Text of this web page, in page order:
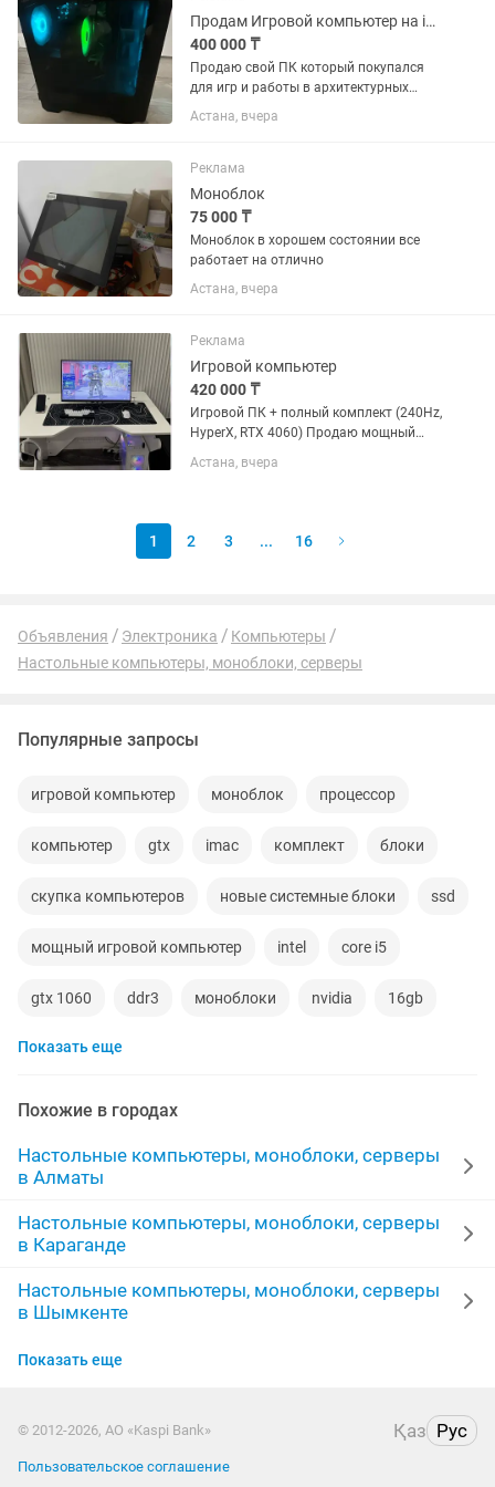
/ 8...
Продам Игровой компьютер на i5-12400f и RTX 4060/8g 16 gb ram
400 000 ₸
Продаю свой ПК который покупался
для игр и работы в архитектурных
программах. В хорошем состоянии
проверки приветствуются.
Core i5-12400F / Система охлаждения...
Астана, вчера
Реклама
Моноблок
75 000 ₸
Моноблок в хорошем состоянии все
работает на отлично
Астана, вчера
Реклама
Игровой компьютер
420 000 ₸
Игровой ПК + полный комплект (240Hz,
HyperX, RTX 4060) Продаю мощный
к использованию — идеально подходит
Астана, вчера
1 2 3 ... 16
Объявления Электроника
Компьютеры
Настольные компьютеры, моноблоки, серверы
Популярные запросы
игровой компьютер моноблок процессор
компьютер gtx imac комплект блоки
скупка компьютеров новые системные блоки ssd
мощный игровой компьютер intel core i5
gtx 1060 ddr3 моноблоки nvidia 16gb
core i7 полный
игровой блок 4 ядерный ddr4 4 ядра
xeon месяц
блок компьютера
Показать еще
Похожие в городах
Настольные компьютеры, моноблоки, серверы
в Алматы
Настольные компьютеры, моноблоки, серверы
в Караганде
Настольные компьютеры, моноблоки, серверы
в Шымкенте
Настольные компьютеры, моноблоки, серверы
Настольные компьютеры, моноблоки, серверы
Показать еще
© 2012-2026, АО «Kaspi Bank» Қаз Рус
Пользовательское соглашение